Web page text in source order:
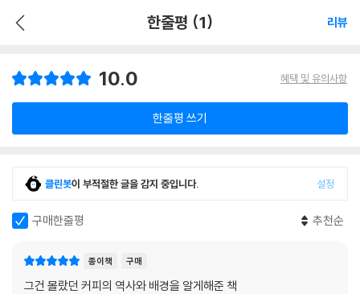
한줄평 (1) 리뷰
10.0 혜택 및 유의사항
한줄평 쓰기
클린봇이 부적절한 글을 감지 중입니다. 설정
구매한줄평 추천순
종이책 구매
그건 몰랐던 커피의 역사와 배경을 알게해준 책